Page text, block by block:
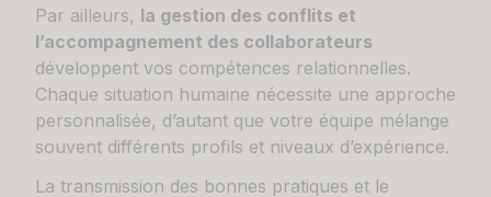
Par ailleurs, la gestion des conflits et
l’accompagnement des collaborateurs
développent vos compétences relationnelles.
Chaque situation humaine nécessite une approche
personnalisée, d’autant que votre équipe mélange
souvent différents profils et niveaux d’expérience.
La transmission des bonnes pratiques et le